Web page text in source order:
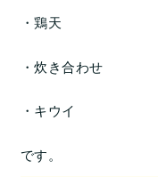
・鶏天
・炊き合わせ
・キウイ
です。